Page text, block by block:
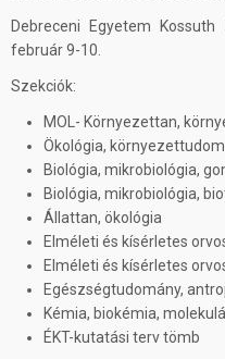
Debreceni Egyetem Kossuth
február 9-10.
Szekciók:
MOL- Környezettan,
Ökológia,
Biológia, mikrobiológia,
Biológia, mikrobiológia,
Állattan, ökológia
Elméleti és kísérletes
Elméleti és kísérletes
Egészségtudomány,
Kémia, biokémia,
ÉKT-kutatási terv tömb